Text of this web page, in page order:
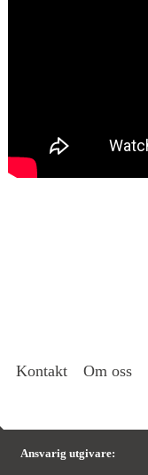
Kontakt Om oss
Ansvarig utgivare: